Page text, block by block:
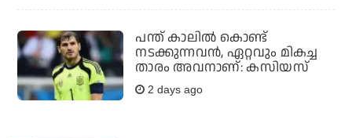
പന്ത് കാലില്‍ കൊണ്ട്
നടക്കുന്നവന്‍, ഏറ്റവും മികച്ച
താരം അവനാണ്: കസിയസ്
2 days ago